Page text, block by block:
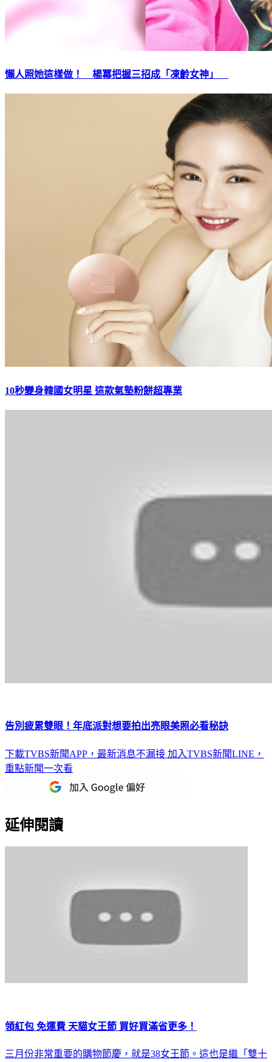
懶人照她這樣做！ 楊冪把握三招成「凍齡女神」
10秒變身韓國女明星 這款氣墊粉餅超專業
告別疲累雙眼！年底派對想要拍出亮眼美照必看秘訣
下載TVBS新聞APP，最新消息不漏接 加入TVBS新聞LINE，
重點新聞一次看
延伸閱讀
領紅包 免運費 天貓女王節 買好買滿省更多！
三月份非常重要的購物節慶，就是38女王節。這也是繼「雙十